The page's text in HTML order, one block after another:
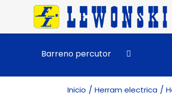
Barreno percutor
Inicio Herram electrica